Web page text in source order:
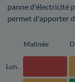
panne d'électricité
permet d'apporter
Matinée
Lun.